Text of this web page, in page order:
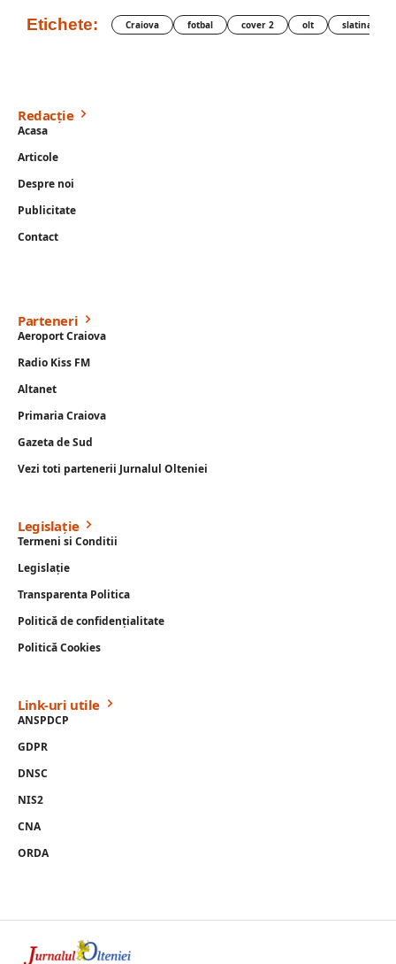
Etichete: Craiova fotbal cover 2 olt slatina
Redacție
Acasa
Articole
Despre noi
Publicitate
Contact
Parteneri
Aeroport Craiova
Radio Kiss FM
Altanet
Primaria Craiova
Gazeta de Sud
Vezi toti partenerii Jurnalul Olteniei
Legislație
Termeni si Conditii
Legislație
Transparenta Politica
Politică de confidențialitate
Politică Cookies
Link-uri utile
ANSPDCP
GDPR
DNSC
NIS2
CNA
ORDA